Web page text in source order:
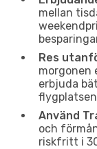
mellan
Res
morgonen
erbjuda
Använd
och
riskfritt i